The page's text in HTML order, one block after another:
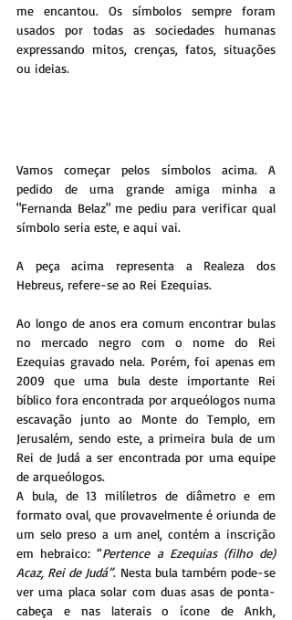
me encantou. Os símbolos sempre foram
usados por todas as sociedades humanas
expressando mitos, crenças, fatos, situações
ou ideias.
Vamos começar pelos símbolos acima. A
pedido de uma grande amiga minha a
"Fernanda Belaz" me pediu para verificar qual
símbolo seria este, e aqui vai.
A peça acima representa a Realeza dos
Hebreus, refere-se ao Rei Ezequias.
Ao longo de anos era comum encontrar bulas
no mercado negro com o nome do Rei
Ezequias gravado nela. Porém, foi apenas em
2009 que uma bula deste importante Rei
bíblico fora encontrada por arqueólogos numa
escavação junto ao Monte do Templo, em
Jerusalém, sendo este, a primeira bula de um
Rei de Judá a ser encontrada por uma equipe
de arqueólogos.
A bula, de 13 milíletros de diâmetro e em
formato oval, que provavelmente é oriunda de
um selo preso a um anel, contém a inscrição
em hebraico: “Pertence a Ezequias (filho de)
Acaz, Rei de Judá”. Nesta bula também pode-se
ver uma placa solar com duas asas de ponta-
cabeça e nas laterais o ícone de Ankh,